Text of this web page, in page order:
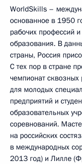
WorldSkills –
основанное в 1950
рабочих профессий
образования. В
страны, Россия
С тех пор в стране
чемпионат
для молодых
предприятий и
образовательных
соревнований.
на российских
в международных
2013 год) и Лилле